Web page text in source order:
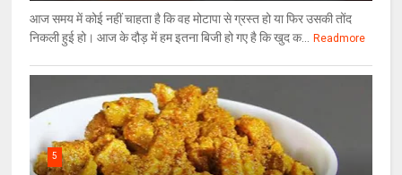
आज समय में कोई नहीं चाहता है कि वह मोटापा से ग्रस्त हो या फिर उसकी तोंद
निकली हुई हो। आज के दौड़ में हम इतना बिजी हो गए है कि खुद क...
Readmore
5